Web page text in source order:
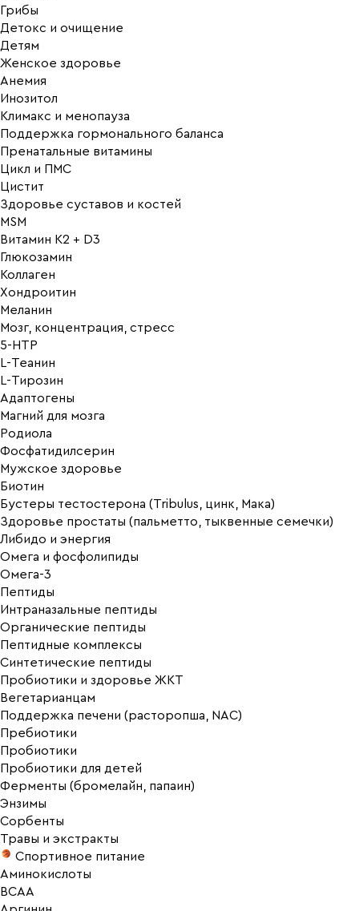
Грибы
Детокс и очищение
Детям
Женское здоровье
Анемия
Инозитол
Климакс и менопауза
Поддержка гормонального баланса
Пренатальные витамины
Цикл и ПМС
Цистит
Здоровье суставов и костей
MSM
Витамин K2 + D3
Глюкозамин
Коллаген
Хондроитин
Меланин
Мозг, концентрация, стресс
5-HTP
L-Теанин
L-Тирозин
Адаптогены
Магний для мозга
Родиола
Фосфатидилсерин
Мужское здоровье
Биотин
Бустеры тестостерона (Tribulus, цинк, Мака)
Здоровье простаты (пальметто, тыквенные семечки)
Либидо и энергия
Омега и фосфолипиды
Омега-3
Пептиды
Интраназальные пептиды
Органические пептиды
Пептидные комплексы
Синтетические пептиды
Пробиотики и здоровье ЖКТ
Вегетарианцам
Поддержка печени (расторопша, NAC)
Пребиотики
Пробиотики
Пробиотики для детей
Ферменты (бромелайн, папаин)
Энзимы
Сорбенты
Травы и экстракты
Спортивное питание
Аминокислоты
BCAA